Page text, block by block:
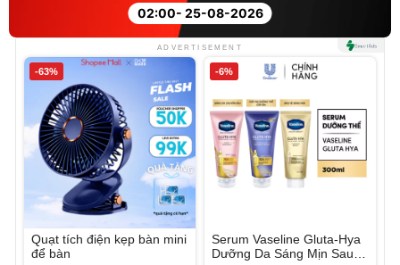
02:00- 25-08-2026
ADVERTISEMENT
-63%
Quạt tích điện kẹp bàn mini
để bàn
-6%
Serum Vaseline Gluta-Hya
Dưỡng Da Sáng Mịn Sau 7